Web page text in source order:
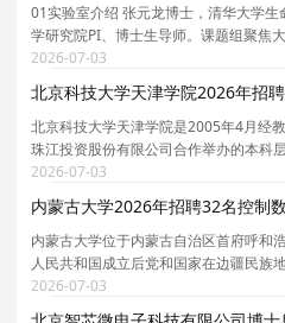
01实验室介绍 张元龙博士，清华大学
学研究院PI、博士生导师。课题组聚焦
与计算方法，研究方向涵盖：台式/头戴
活动计算建模与群体解码。课题组依托生
2026-07-03
北京科技大学天津学院2026年招
北京科技大学天津学院是2005年4月经
珠江投资股份有限公司合作举办的本科
批接受教育部规范工作验收的三所独立
京津新城，占地1297.73亩，建筑面积
2026-07-03
内蒙古大学位于内蒙古自治区首府呼和
人民共和国成立后党和国家在边疆民族
创办于1957年，时任国务院副总理、自
于1962年招收研究生，1978年被确定为
2026-07-03